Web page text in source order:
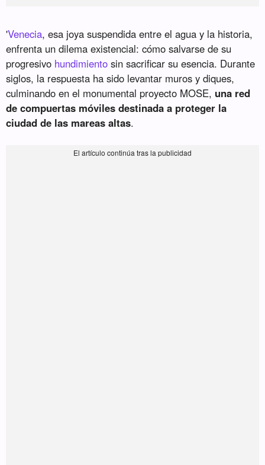
'Venecia, esa joya suspendida entre el agua y la historia,
enfrenta un dilema existencial: cómo salvarse de su
progresivo hundimiento sin sacrificar su esencia. Durante
siglos, la respuesta ha sido levantar muros y diques,
culminando en el monumental proyecto MOSE, una red
de compuertas móviles destinada a proteger la
ciudad de las mareas altas.